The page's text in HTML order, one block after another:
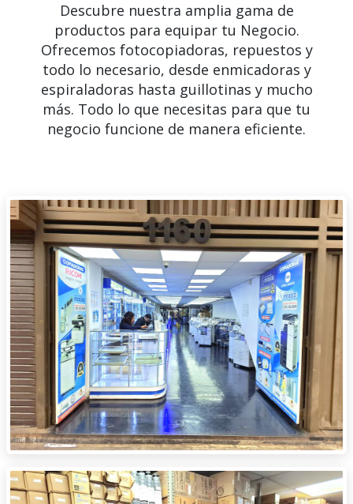
Descubre nuestra amplia gama de
productos para equipar tu Negocio.
Ofrecemos fotocopiadoras, repuestos y
todo lo necesario, desde enmicadoras y
espiraladoras hasta guillotinas y mucho
más. Todo lo que necesitas para que tu
negocio funcione de manera eficiente.